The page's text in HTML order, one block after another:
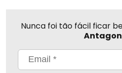
Nunca foi tão fácil ficar